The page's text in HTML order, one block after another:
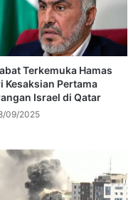
Terkemuka Hamas
Kesaksian Pertama
Israel di Qatar
09/2025